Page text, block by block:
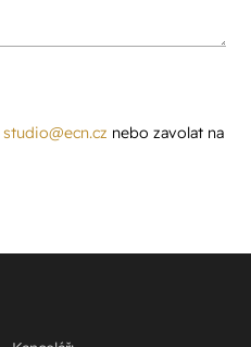
studio@ecn.cz nebo zavolat na